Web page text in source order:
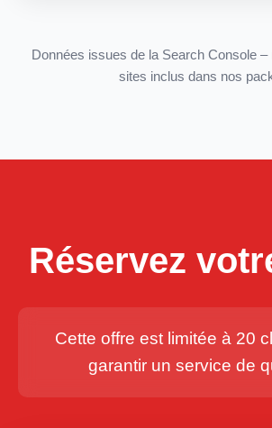
Données issues de la Search Console
sites inclus dans nos
Réservez
Cette offre est limitée à 20
garantir un service de